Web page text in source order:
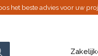
het beste advies voor uw